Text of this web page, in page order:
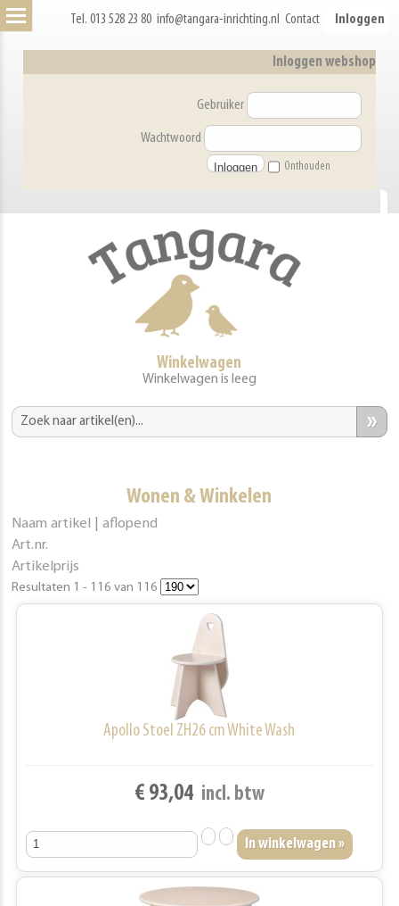
Tel. 013 528 23 80 info@tangara-inrichting.nl Contact Inloggen
Inloggen webshop
Gebruiker
Wachtwoord
Onthouden
Winkelwagen
Winkelwagen is leeg
»
Wonen & Winkelen
Naam artikel | aflopend
Art.nr.
Artikelprijs
Resultaten 1 - 116 van 116
Apollo Stoel ZH26 cm White Wash
€ 93,04 incl. btw